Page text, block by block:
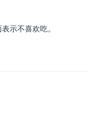
示不喜欢吃。